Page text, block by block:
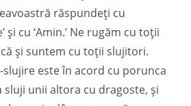
răspundeți cu
și cu ‘Amin.’ Ne rugăm cu toții
și suntem cu toții slujitori.
este în acord cu porunca
unii altora cu dragoste, și